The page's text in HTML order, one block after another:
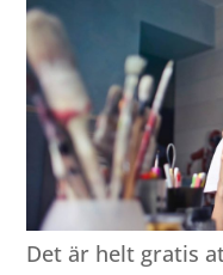
Det är helt gratis